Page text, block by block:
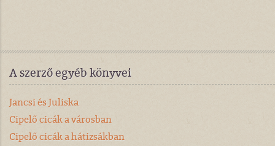
A szerző egyéb könyvei
Jancsi és Juliska
Cipelő cicák a városban
Cipelő cicák a hátizsákban